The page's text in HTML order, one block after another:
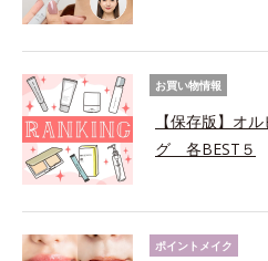
お買い物情報
【保存版】オ
グ 各BEST５
ポイントメイク